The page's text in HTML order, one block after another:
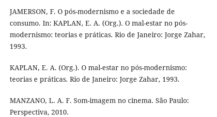
JAMERSON, F. O pós-modernismo e a sociedade de
consumo. In: KAPLAN, E. A. (Org.). O mal-estar no pós-
modernismo: teorias e práticas. Rio de Janeiro: Jorge Zahar,
1993.
KAPLAN, E. A. (Org.). O mal-estar no pós-modernismo:
teorias e práticas. Rio de Janeiro: Jorge Zahar, 1993.
MANZANO, L. A. F. Som-imagem no cinema. São Paulo:
Perspectiva, 2010.